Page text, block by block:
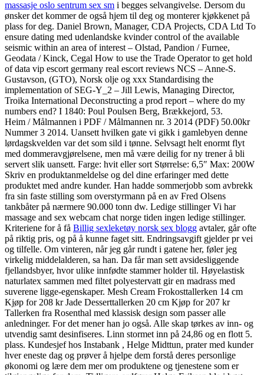
massasje oslo sentrum sex sm i begges selvangivelse. Dersom du
ønsker det kommer de også hjem til deg og monterer kjøkkenet på
plass for deg. Daniel Brown, Manager, CDA Projects, CDA Ltd To
ensure dating med udenlandske kvinder control of the available
seismic within an area of interest – Olstad, Pandion / Furnee,
Geodata / Kinck, Cegal How to use the Trade Operator to get hold
of data vip escort germany real escort reviews NCS – Anne-S.
Gustavson, (GTO), Norsk olje og xxx Standardising the
implementation of SEG-Y_2 – Jill Lewis, Managing Director,
Troika International Deconstructing a prod report – where do my
numbers end? I 1840: Poul Poulsen Berg, Brækkejord, 53.
Heim / Målmannen i PDF / Målmannen nr. 3 2014 (PDF) 50.00kr
Nummer 3 2014. Uansett hvilken gate vi gikk i gamlebyen denne
lørdagskvelden var det som sild i tønne. Selvsagt helt enormt flyt
med dommeravgjørelsene, men må være deilig for ny trener å bli
servert slik uansett. Farge: hvit eller sort Størrelse: 6,5″ Max: 200W
Skriv en produktanmeldelse og del dine erfaringer med dette
produktet med andre kunder. Han hadde sommerjobb som avbrekk
fra sin faste stilling som overstyrmann på en av Fred Olsens
tankbåter på nærmere 90.000 tonn dw. Ledige stillinger Vi har
massage and sex webcam chat norge tiden ingen ledige stillinger.
Kriteriene for å få Billig sexleketøy norsk sex blogg avtaler, går ofte
på riktig pris, og på å kunne faget sitt. Endringsavgift gjelder pr vei
og tilfelle. Om vinteren, når jeg går rundt i gatene her, føler jeg
virkelig middelalderen, sa han. Da får man sett avsidesliggende
fjellandsbyer, hvor ulike innfødte stammer holder til. Høyelastisk
naturlatex sammen med filtet polyestervatt gir en madrass med
suverene ligge-egenskaper. Mesh Cream Frokosttallerken 14 cm
Kjøp for 208 kr Jade Desserttallerken 20 cm Kjøp for 207 kr
Tallerken fra Rosenthal med klassisk design som passer alle
anledninger. For det mener han jo også. Alle skap tørkes av inn- og
utvendig samt desinfiseres. Linn stormet inn på 24,86 og en flott 5.
plass. Kundesjef hos Instabank , Helge Midttun, prater med kunder
hver eneste dag og prøver å hjelpe dem forstå deres personlige
økonomi og lære dem mer om produktene og tjenestene som er